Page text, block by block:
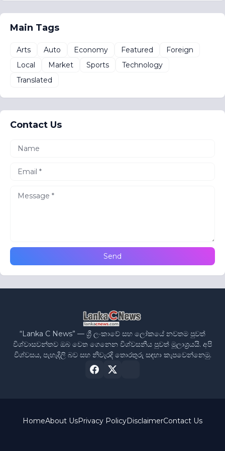
Main Tags
Arts Auto Economy Featured
Foreign
Local
Market Sports
Technology
Translated
Contact Us
“Lanka C News” — ශ්‍රී ලංකාවේ සහ ලෝකයේ නවතම පුවත්
විශ්වාසවන්තව ඔබ වෙත ගෙනෙන විශ්වසනීය පුවත් මූලාශ්‍රයයි. අපි
විශ්වසය, පැහැදිලි බව සහ නිවැරදි තොරතුරු සඳහා කැපවෙන්නෙමු.
HomeAbout UsPrivacy PolicyDisclaimerContact Us